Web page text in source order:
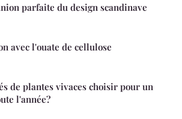
parfaite du design scandinave
avec l'ouate de cellulose
de plantes vivaces choisir pour un
l'année?